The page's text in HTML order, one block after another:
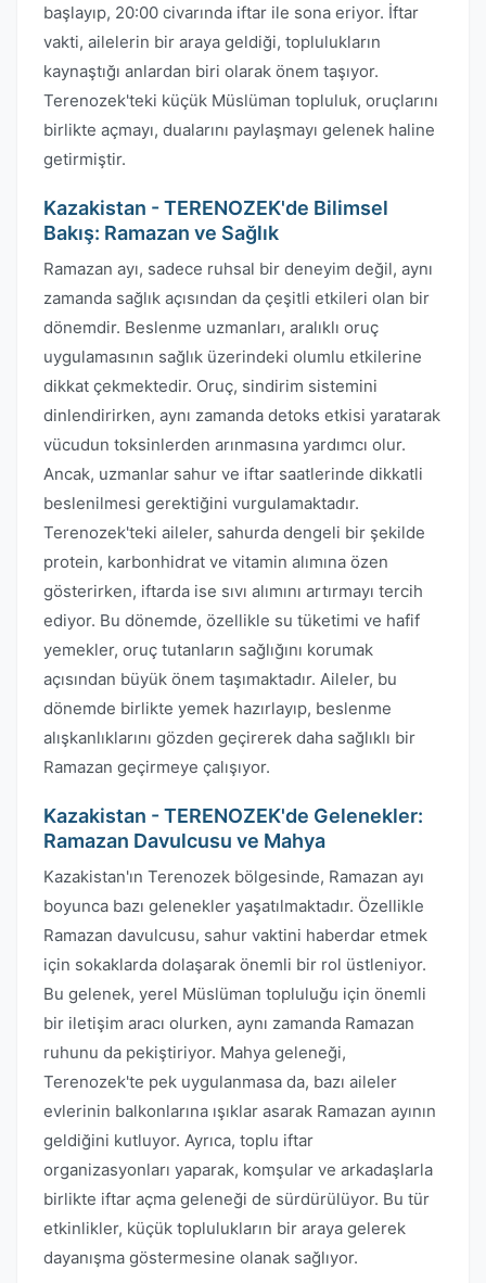
başlayıp, 20:00 civarında iftar ile sona eriyor. İftar
vakti, ailelerin bir araya geldiği, toplulukların
kaynaştığı anlardan biri olarak önem taşıyor.
Terenozek'teki küçük Müslüman topluluk, oruçlarını
birlikte açmayı, dualarını paylaşmayı gelenek haline
getirmiştir.
Kazakistan - TERENOZEK'de Bilimsel
Bakış: Ramazan ve Sağlık
Ramazan ayı, sadece ruhsal bir deneyim değil, aynı
zamanda sağlık açısından da çeşitli etkileri olan bir
dönemdir. Beslenme uzmanları, aralıklı oruç
uygulamasının sağlık üzerindeki olumlu etkilerine
dikkat çekmektedir. Oruç, sindirim sistemini
dinlendirirken, aynı zamanda detoks etkisi yaratarak
vücudun toksinlerden arınmasına yardımcı olur.
Ancak, uzmanlar sahur ve iftar saatlerinde dikkatli
beslenilmesi gerektiğini vurgulamaktadır.
Terenozek'teki aileler, sahurda dengeli bir şekilde
protein, karbonhidrat ve vitamin alımına özen
gösterirken, iftarda ise sıvı alımını artırmayı tercih
ediyor. Bu dönemde, özellikle su tüketimi ve hafif
yemekler, oruç tutanların sağlığını korumak
açısından büyük önem taşımaktadır. Aileler, bu
dönemde birlikte yemek hazırlayıp, beslenme
alışkanlıklarını gözden geçirerek daha sağlıklı bir
Ramazan geçirmeye çalışıyor.
Kazakistan - TERENOZEK'de Gelenekler:
Ramazan Davulcusu ve Mahya
Kazakistan'ın Terenozek bölgesinde, Ramazan ayı
boyunca bazı gelenekler yaşatılmaktadır. Özellikle
Ramazan davulcusu, sahur vaktini haberdar etmek
için sokaklarda dolaşarak önemli bir rol üstleniyor.
Bu gelenek, yerel Müslüman topluluğu için önemli
bir iletişim aracı olurken, aynı zamanda Ramazan
ruhunu da pekiştiriyor. Mahya geleneği,
Terenozek'te pek uygulanmasa da, bazı aileler
evlerinin balkonlarına ışıklar asarak Ramazan ayının
geldiğini kutluyor. Ayrıca, toplu iftar
organizasyonları yaparak, komşular ve arkadaşlarla
birlikte iftar açma geleneği de sürdürülüyor. Bu tür
etkinlikler, küçük toplulukların bir araya gelerek
dayanışma göstermesine olanak sağlıyor.